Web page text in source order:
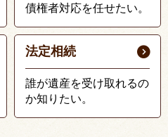
債権者対応を任せたい。
法定相続
誰が遺産を受け取れるの
か知りたい。